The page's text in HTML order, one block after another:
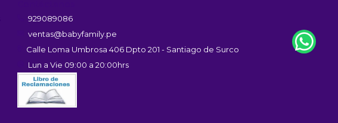
929089086
ventas@babyfamily.pe
Calle Loma Umbrosa 406 Dpto 201 - Santiago de Surco
Lun a Vie 09:00 a 20:00hrs